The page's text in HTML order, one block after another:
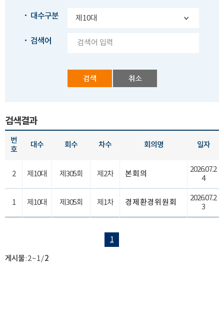
대수구분
검색어
검색결과
번
호
대수 회수 차수 회의명 일자
2 제10대 제305회 제2차 본회의
2026.07.2
4
1 제10대 제305회 제1차 경제환경위원회
2026.07.2
3
1
게시물:2 ~ 1/2